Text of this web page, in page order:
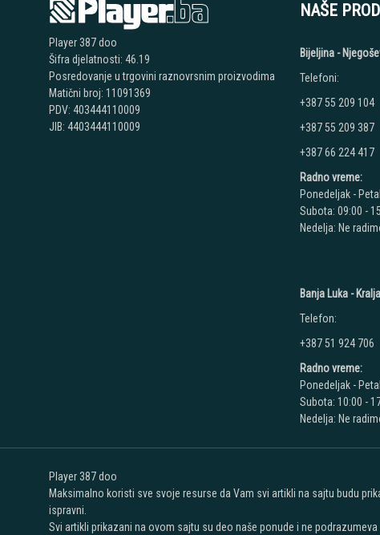
Player 387 doo
Šifra djelatnosti: 46.19
Posredovanje u trgovini raznovrsnim proizvodima
Matični broj: 11091369
PDV: 403444110009
JIB: 4403444110009
NAŠE
Bijeljina -
Telefoni:
+387 55 209 104
+387 55 209 387
+387 66 224 417
Radno vreme:
Ponedeljak -
Subota: 09:00 -
Nedelja: Ne
Banja Luka -
Telefon:
+387 51 924 706
Radno vreme:
Ponedeljak -
Subota: 10:00 -
Nedelja: Ne
Player 387 doo
Maksimalno koristi sve svoje resurse da Vam svi artikli na sajtu budu
ispravni.
Svi artikli prikazani na ovom sajtu su deo naše ponude i ne